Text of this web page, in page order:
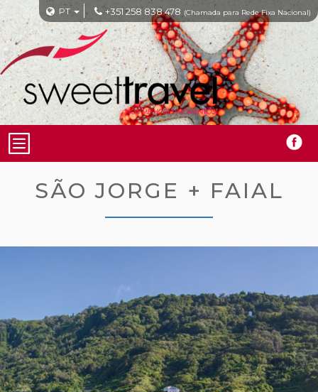
PT +351 258 838 478 (Chamada para Rede Fixa Nacional)
SÃO JORGE + FAIAL